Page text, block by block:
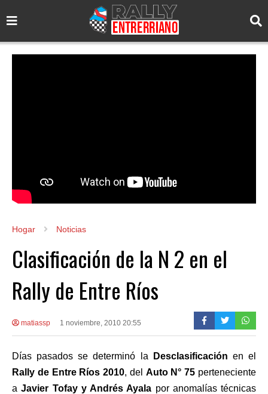
Hogar Noticias
Clasificación de la N 2 en el
Rally de Entre Ríos
matiassp 1 noviembre, 2010 20:55
Días pasados se determinó la Desclasificación en el
Rally de Entre Ríos 2010, del Auto N° 75 perteneciente
a Javier Tofay y Andrés Ayala por anomalías técnicas